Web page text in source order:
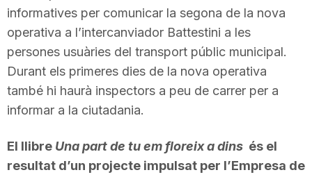
informatives per comunicar la segona de la nova
operativa a l’intercanviador Battestini a les
persones usuàries del transport públic municipal.
Durant els primeres dies de la nova operativa
també hi haurà inspectors a peu de carrer per a
informar a la ciutadania.
El llibre Una part de tu em floreix a dins és el
resultat d’un projecte impulsat per l’Empresa de